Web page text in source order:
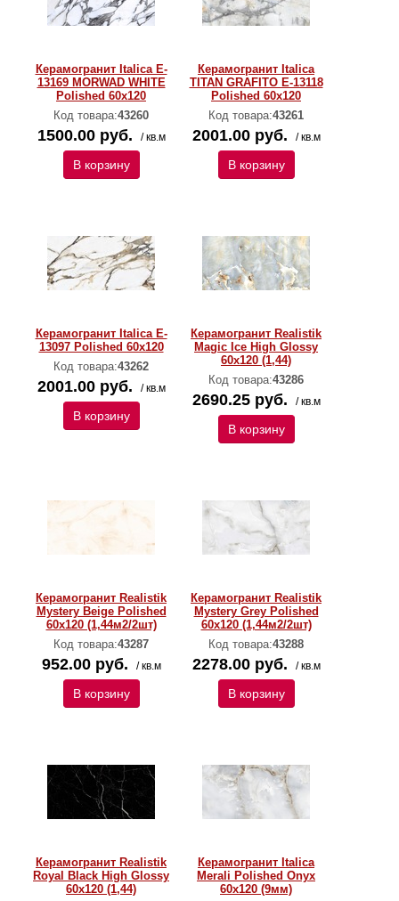
Керамогранит Italica E-
13169 MORWAD WHITE
Polished 60х120
Код товара:43260
1500.00 руб. / кв.м
В корзину
Керамогранит Italica
TITAN GRAFITO E-13118
Polished 60х120
Код товара:43261
2001.00 руб. / кв.м
В корзину
Керамогранит Italica E-
13097 Polished 60х120
Код товара:43262
2001.00 руб. / кв.м
В корзину
Керамогранит Realistik
Magic Ice High Glossy
60х120 (1,44)
Код товара:43286
2690.25 руб. / кв.м
В корзину
Керамогранит Realistik
Mystery Beige Polished
60х120 (1,44м2/2шт)
Код товара:43287
952.00 руб. / кв.м
В корзину
Керамогранит Realistik
Mystery Grey Polished
60х120 (1,44м2/2шт)
Код товара:43288
2278.00 руб. / кв.м
В корзину
Керамогранит Realistik
Royal Black High Glossy
60х120 (1,44)
Керамогранит Italica
Merali Polished Onyx
60х120 (9мм)